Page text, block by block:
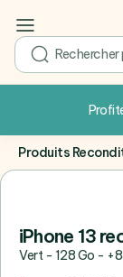
search
Produits
iPhone 13
Vert - 128 Go -